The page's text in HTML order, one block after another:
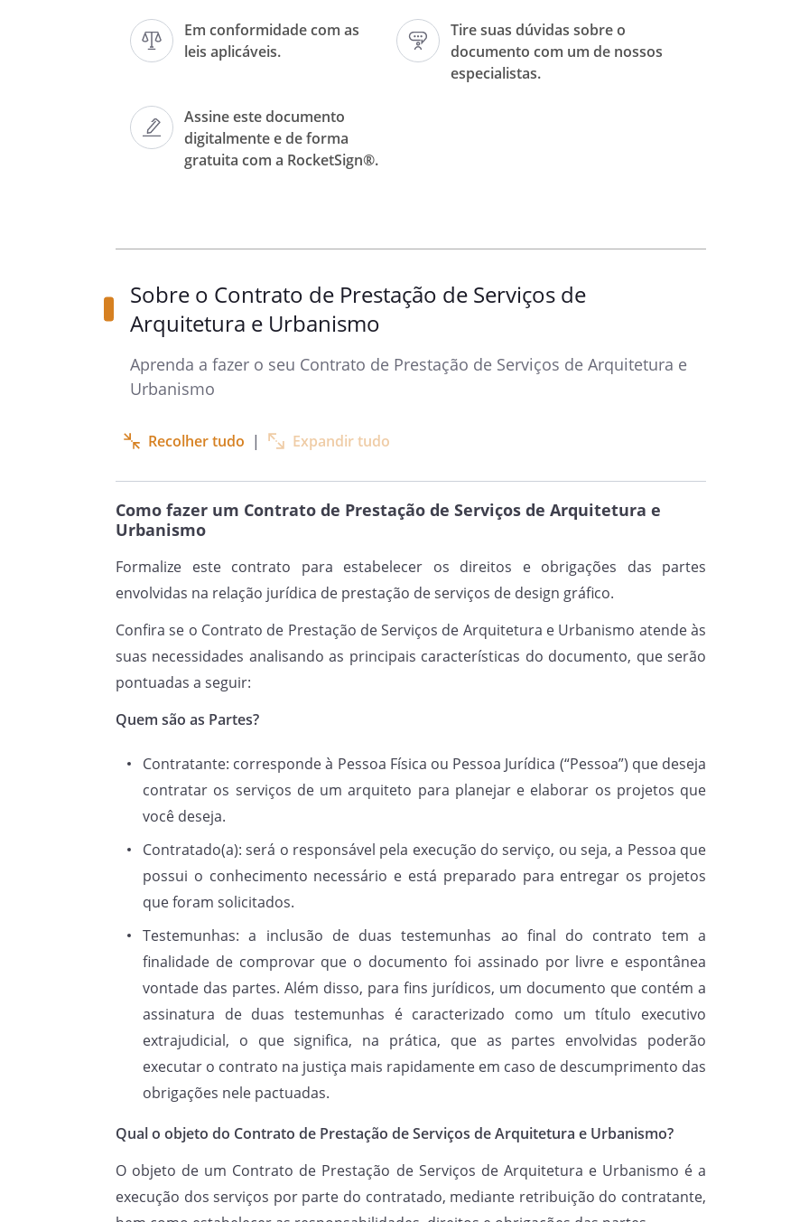
Em conformidade com as
leis aplicáveis.
Tire suas dúvidas sobre o
documento com um de nossos
especialistas.
Assine este documento
digitalmente e de forma
gratuita com a RocketSign®.
em conjunto como “
e, individualmente, como “Parte”.
OBJETO
serviços profissionais na área de Arquitetura e Urbanismo,
especificamente para
correspondente a essa execução deve ser apresentado ao(à)
CONTRATANTE em
.
Os serviços acima mencionados serão executados
pelo (a)CONTRATADO(A), que declara ser devidamente
habilitado(a) para realização de todas as atividades decorrentes
desta atribuição.
EXECUÇÃO DOS SERVIÇOS E PAGAMENTO
Cláusula 2.
Os serviços serão prestados
pelo(a)
, a contar da assinatura do presente
Contrato, não sendo mantido qualquer vínculo
empregatício/trabalhista ou relação, além do retratado acima.
Cláusula 2.1. Com relação ao local em que os serviços serão
realizados, por meio do presente Contrato fica estabelecido que
a execução pelo(a)CONTRATADO(A)acontecerá na
.
Cláusula 3.1.O(A)CONTRATANTEse compromete a
Sobre o Contrato de Prestação de Serviços de
Arquitetura e Urbanismo
Aprenda a fazer o seu Contrato de Prestação de Serviços de Arquitetura e
Urbanismo
Recolher tudo | Expandir tudo
Como fazer um Contrato de Prestação de Serviços de Arquitetura e
Urbanismo
Formalize este contrato para estabelecer os direitos e obrigações das partes
envolvidas na relação jurídica de prestação de serviços de design gráfico.
Confira se o Contrato de Prestação de Serviços de Arquitetura e Urbanismo atende às
suas necessidades analisando as principais características do documento, que serão
pontuadas a seguir:
Quem são as Partes?
Contratante: corresponde à Pessoa Física ou Pessoa Jurídica (“Pessoa”) que deseja
contratar os serviços de um arquiteto para planejar e elaborar os projetos que
você deseja.
Contratado(a): será o responsável pela execução do serviço, ou seja, a Pessoa que
possui o conhecimento necessário e está preparado para entregar os projetos
que foram solicitados.
Testemunhas: a inclusão de duas testemunhas ao final do contrato tem a
finalidade de comprovar que o documento foi assinado por livre e espontânea
vontade das partes. Além disso, para fins jurídicos, um documento que contém a
assinatura de duas testemunhas é caracterizado como um título executivo
extrajudicial, o que significa, na prática, que as partes envolvidas poderão
executar o contrato na justiça mais rapidamente em caso de descumprimento das
obrigações nele pactuadas.
Qual o objeto do Contrato de Prestação de Serviços de Arquitetura e Urbanismo?
O objeto de um Contrato de Prestação de Serviços de Arquitetura e Urbanismo é a
execução dos serviços por parte do contratado, mediante retribuição do contratante,